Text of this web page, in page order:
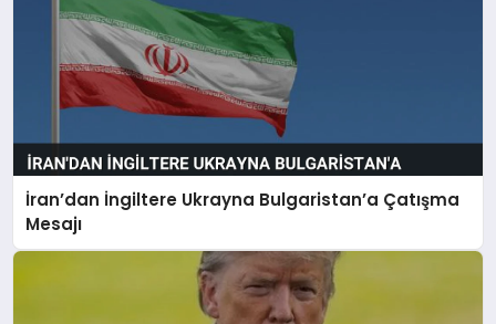
İran’dan İngiltere Ukrayna Bulgaristan’a Çatışma
Mesajı